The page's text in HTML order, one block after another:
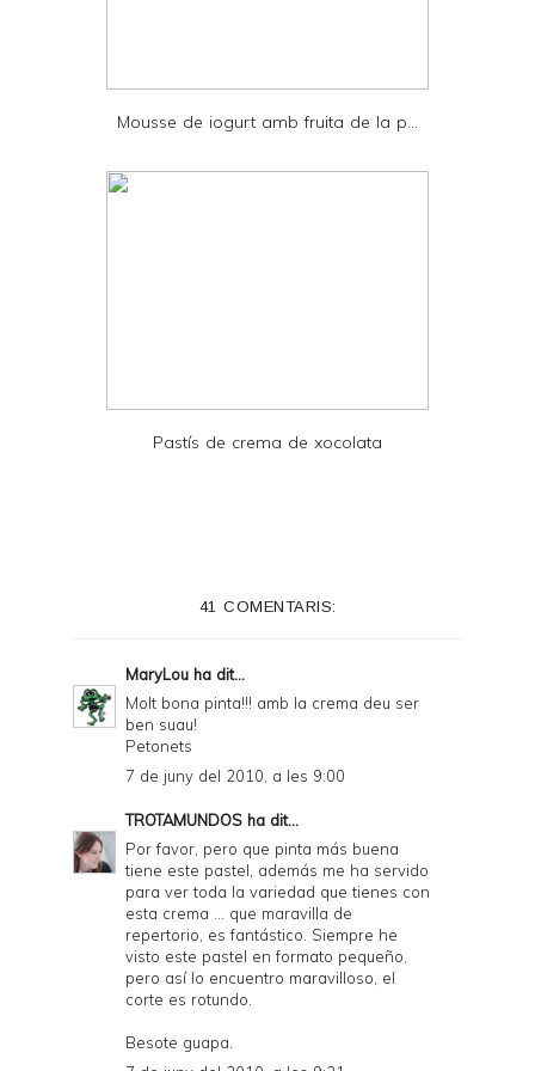
Mousse de iogurt amb fruita de la p...
Pastís de crema de xocolata
41 COMENTARIS:
MaryLou ha dit...
Molt bona pinta!!! amb la crema deu ser
ben suau!
Petonets
7 de juny del 2010, a les 9:00
TROTAMUNDOS ha dit...
Por favor, pero que pinta más buena
tiene este pastel, además me ha servido
para ver toda la variedad que tienes con
esta crema ... que maravilla de
repertorio, es fantástico. Siempre he
visto este pastel en formato pequeño,
pero así lo encuentro maravilloso, el
corte es rotundo.
Besote guapa.